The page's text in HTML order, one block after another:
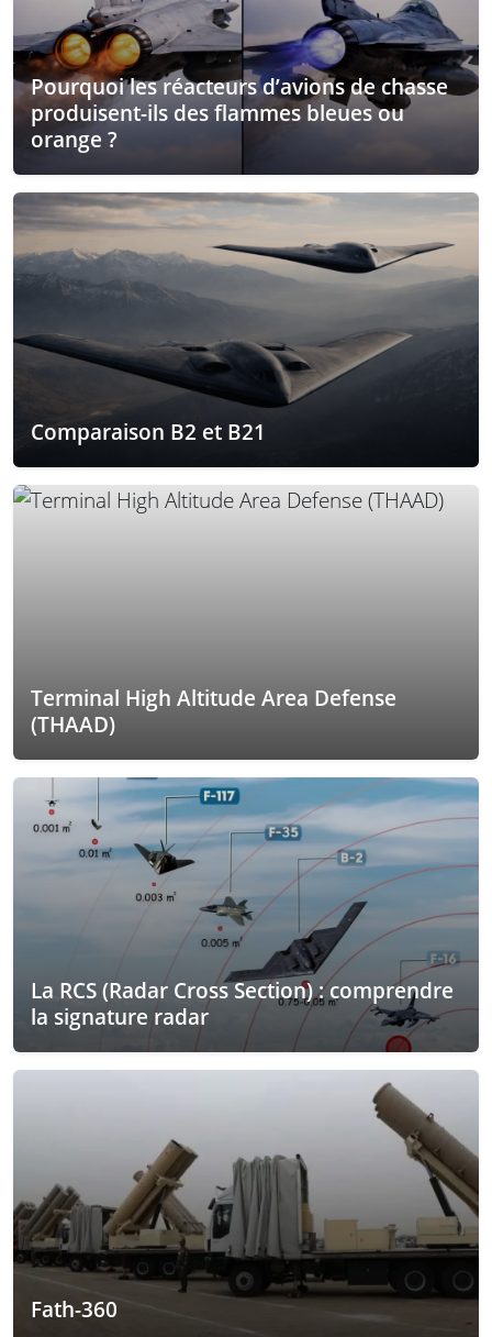
Pourquoi les réacteurs d’avions de chasse
produisent-ils des flammes bleues ou
orange ?
Comparaison B2 et B21
Terminal High Altitude Area Defense
(THAAD)
La RCS (Radar Cross Section) : comprendre
la signature radar
Fath-360